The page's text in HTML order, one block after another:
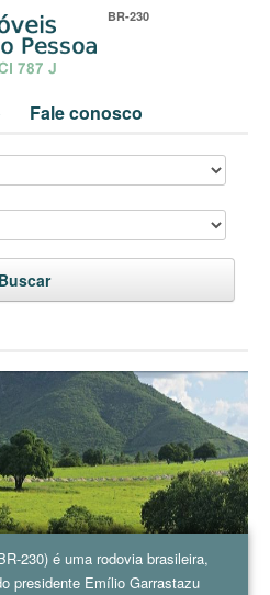
BR-230
Fale conosco
Buscar
230) é uma rodovia brasileira,
presidente Emílio Garrastazu